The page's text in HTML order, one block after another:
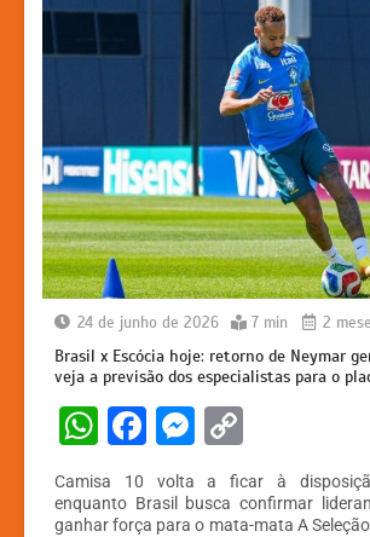
24 de junho de 2026 7 min 2
Brasil x Escócia hoje: retorno de Neymar
veja a previsão dos especialistas para o
W
at
F
c
M
s
p
Camisa 10 volta a ficar à
enquanto Brasil busca confirmar
ganhar força para o mata-mata A